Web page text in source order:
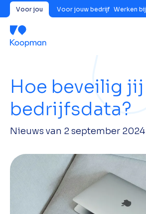
Voor jou Voor jouw bedrijf Werken bij
Hoe beveilig jij
bedrijfsdata?
Nieuws van 2 september 2024